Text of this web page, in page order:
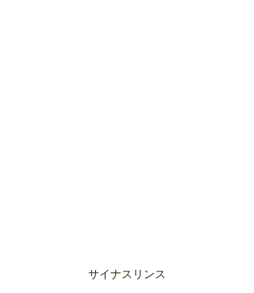
サイナスリンス